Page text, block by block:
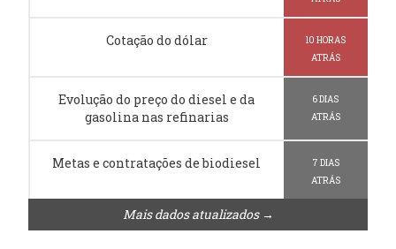
Cotação do dólar
10 HORAS
ATRÁS
Evolução do preço do diesel e da
gasolina nas refinarias
6 DIAS
ATRÁS
Metas e contratações de biodiesel
7 DIAS
ATRÁS
Mais dados atualizados →